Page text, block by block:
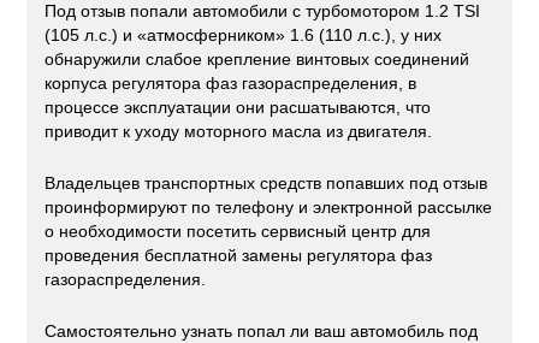
Под отзыв попали автомобили с турбомотором 1.2 TSI
(105 л.с.) и «атмосферником» 1.6 (110 л.с.), у них
обнаружили слабое крепление винтовых соединений
корпуса регулятора фаз газораспределения, в
процессе эксплуатации они расшатываются, что
приводит к уходу моторного масла из двигателя.
Владельцев транспортных средств попавших под отзыв
проинформируют по телефону и электронной рассылке
о необходимости посетить сервисный центр для
проведения бесплатной замены регулятора фаз
газораспределения.
Самостоятельно узнать попал ли ваш автомобиль под